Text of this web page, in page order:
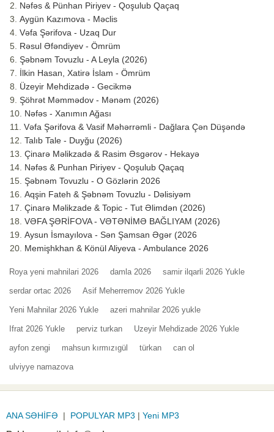
Nəfəs & Pünhan Piriyev - Qoşulub Qaçaq
Aygün Kazımova - Məclis
Vəfa Şərifova - Uzaq Dur
Rəsul Əfəndiyev - Ömrüm
Şəbnəm Tovuzlu - A Leyla (2026)
İlkin Hasan, Xatirə İslam - Ömrüm
Üzeyir Mehdizadə - Gecikmə
Şöhrət Məmmədov - Mənəm (2026)
Nəfəs - Xanımın Ağası
Vəfa Şərifova & Vasif Məhərrəmli - Dağlara Çən Düşəndə
Talıb Tale - Duyğu (2026)
Çinarə Məlikzadə & Rasim Əsgərov - Hekayə
Nəfəs & Punhan Piriyev - Qoşulub Qaçaq
Şəbnəm Tovuzlu - O Gözlərin 2026
Aqşin Fateh & Şəbnəm Tovuzlu - Dəlisiyəm
Çinarə Məlikzade & Topic - Tut Əlimdən (2026)
VƏFA ŞƏRİFOVA - VƏTƏNİMƏ BAĞLIYAM (2026)
Aysun İsmayılova - Sən Şamsan Əgər (2026
Memişhkhan & Könül Aliyeva - Ambulance 2026
Roya yeni mahnilari 2026 damla 2026 samir ilqarli 2026 Yukle
serdar ortac 2026 Asif Meherremov 2026 Yukle
Yeni Mahnilar 2026 Yukle azeri mahnilar 2026 yukle
Ifrat 2026 Yukle perviz turkan Uzeyir Mehdizade 2026 Yukle
ayfon zengi mahsun kırmızıgül türkan can ol
ulviyye namazova
ANA SƏHİFƏ | POPULYAR MP3 | Yeni MP3